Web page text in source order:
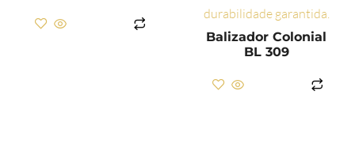
Balizador Colonial
BL 309